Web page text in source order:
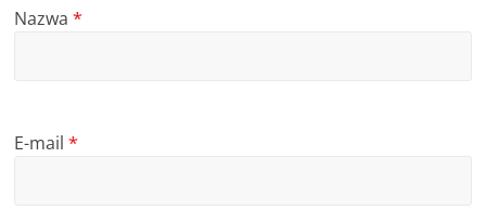
Nazwa*
E-mail*